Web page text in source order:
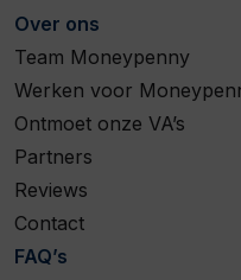
Over ons
Team Moneypenny
Werken voor
Ontmoet onze VA’s
Partners
Reviews
Contact
FAQ’s